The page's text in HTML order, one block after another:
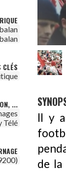
CLÉS
...
Télé
Il y
de la